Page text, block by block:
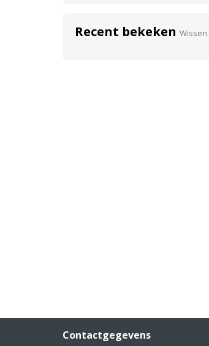
Recent bekeken Wissen
Contactgegevens